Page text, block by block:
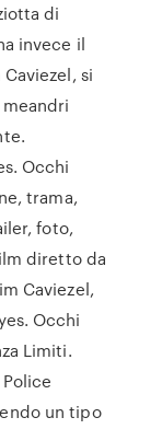
di
invece il
si
Occhi
trama,
foto,
diretto da
Caviezel,
Occhi
Limiti.
un tipo